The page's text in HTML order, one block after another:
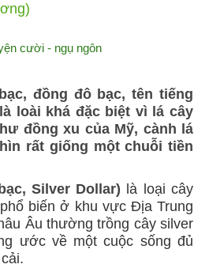
cười - ngụ ngôn
đồng đô bạc, tên tiếng
loài khá đặc biệt vì lá cây
đồng xu của Mỹ, cành lá
rất giống một chuỗi tiền
Silver Dollar) là loại cây
biến ở khu vực Địa Trung
Âu thường trồng cây silver
ước về một cuộc sống đủ